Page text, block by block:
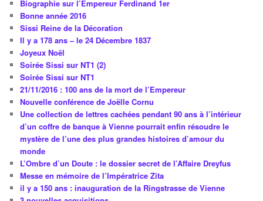
Biographie sur l’Empereur Ferdinand 1er
Bonne année 2016
Sissi Reine de la Décoration
Il y a 178 ans – le 24 Décembre 1837
Joyeux Noël
Soirée Sissi sur NT1 (2)
Soirée Sissi sur NT1
21/11/2016 : 100 ans de la mort de l’Empereur
Nouvelle conférence de Joëlle Cornu
Une collection de lettres cachées pendant 90 ans à l’intérieur
d’un coffre de banque à Vienne pourrait enfin résoudre le
mystère de l’une des plus grandes histoires d’amour du
monde
L’Ombre d’un Doute : le dossier secret de l’Affaire Dreyfus
Messe en mémoire de l’Impératrice Zita
il y a 150 ans : inauguration de la Ringstrasse de Vienne